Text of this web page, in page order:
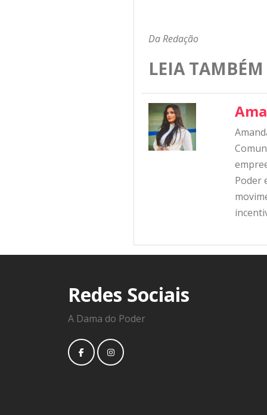
Da Redação
LEIA TAMBÉM
Poder
Redes Sociais
A Dama do Poder